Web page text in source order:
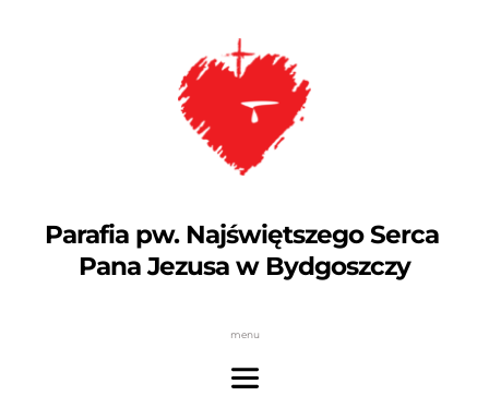
Parafia pw. Najświętszego Serca
Pana Jezusa w Bydgoszczy
menu